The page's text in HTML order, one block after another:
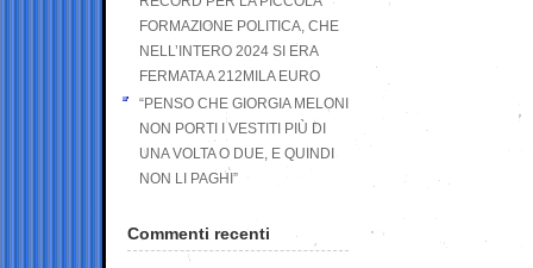
FORMAZIONE POLITICA, CHE
NELL’INTERO 2024 SI ERA
FERMATA A 212MILA EURO
“PENSO CHE GIORGIA MELONI
NON PORTI I VESTITI PIÙ DI
UNA VOLTA O DUE, E QUINDI
NON LI PAGHI”
Commenti recenti